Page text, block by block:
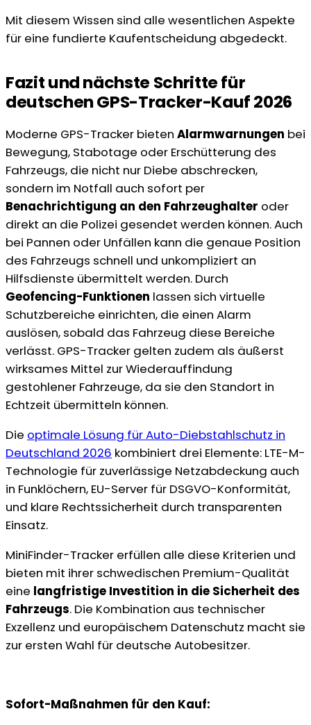
Mit diesem Wissen sind alle wesentlichen Aspekte
für eine fundierte Kaufentscheidung abgedeckt.
Fazit und nächste Schritte für
deutschen GPS-Tracker-Kauf 2026
Moderne GPS-Tracker bieten Alarmwarnungen bei
Bewegung, Stabotage oder Erschütterung des
Fahrzeugs, die nicht nur Diebe abschrecken,
sondern im Notfall auch sofort per
Benachrichtigung an den Fahrzeughalter oder
direkt an die Polizei gesendet werden können. Auch
bei Pannen oder Unfällen kann die genaue Position
des Fahrzeugs schnell und unkompliziert an
Hilfsdienste übermittelt werden. Durch
Geofencing-Funktionen lassen sich virtuelle
Schutzbereiche einrichten, die einen Alarm
auslösen, sobald das Fahrzeug diese Bereiche
verlässt. GPS-Tracker gelten zudem als äußerst
wirksames Mittel zur Wiederauffindung
gestohlener Fahrzeuge, da sie den Standort in
Echtzeit übermitteln können.
Die optimale Lösung für Auto-Diebstahlschutz in
Deutschland 2026 kombiniert drei Elemente: LTE-M-
Technologie für zuverlässige Netzabdeckung auch
in Funklöchern, EU-Server für DSGVO-Konformität,
und klare Rechtssicherheit durch transparenten
Einsatz.
MiniFinder-Tracker erfüllen alle diese Kriterien und
bieten mit ihrer schwedischen Premium-Qualität
eine langfristige Investition in die Sicherheit des
Fahrzeugs. Die Kombination aus technischer
Exzellenz und europäischem Datenschutz macht sie
zur ersten Wahl für deutsche Autobesitzer.
Sofort-Maßnahmen für den Kauf: